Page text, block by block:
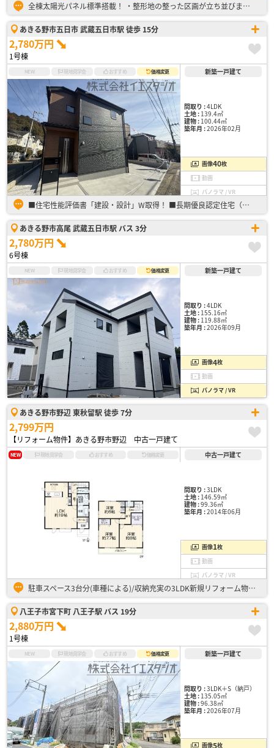
全棟太陽光パネル標準搭載！ ・整形地の整った区画が立ち並びます！ ・南側道路で陽当り良好 ・キッズスペースとして活用できるリビング直結の3帖タタミコーナー ・バルコニーは屋根付きで突然の雨も心配無…
あきる野市五日市 武蔵五日市駅 徒歩 15分
2,780万円
1号棟
NEW 現地見学会 おすすめ 価格変更 新築一戸建て
間取り :4LDK
土地 :139.4㎡
建物 :100.44㎡
築年月 :2026年02月
画像40枚
動画
パノラマ / VR
■住宅性能評価書「建設・設計」W取得！ ■長期優良認定住宅（減税・控除） ■BELS（建築物省エネ表示制度） ■耐震等級「3」取得！ ※耐震等級「3」は住宅性能評価書の耐震性おいて最も優れた等級です…
あきる野市高尾 武蔵五日市駅 バス 3分
2,780万円
6号棟
NEW 現地見学会 おすすめ 価格変更 新築一戸建て
間取り :4LDK
土地 :155.16㎡
建物 :119.88㎡
築年月 :2026年09月
画像4枚
動画
パノラマ / VR
あきる野市野辺 東秋留駅 徒歩 7分
2,799万円
【リフォーム物件】あきる野市野辺 中古一戸建て
NEW 現地見学会 おすすめ 価格変更 中古一戸建て
間取り :3LDK
土地 :146.59㎡
建物 :99.36㎡
築年月 :2014年06月
画像1枚
動画
パノラマ / VR
駐車スペース3台分(車種による)/収納充実の3LDK新規リフォーム物件！ <リフォーム内容>2026年8月完了予定 ・水回り：トイレ、洗面台新品 ・内装：クロス張替/コンロ新品/室内クリーニング/…
八王子市宮下町 八王子駅 バス 19分
2,880万円
1号棟
NEW 現地見学会 おすすめ 価格変更 新築一戸建て
間取り :3LDK＋S（納戸）
土地 :135.05㎡
建物 :96.38㎡
築年月 :2026年07月
画像5枚